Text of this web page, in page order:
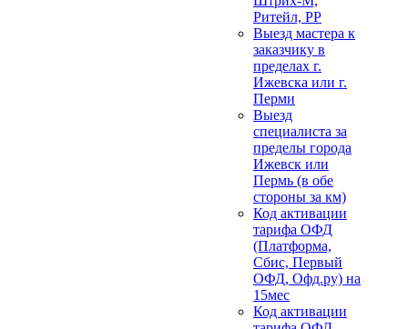
Ритейл, РР
Выезд мастера к
заказчику в
пределах г.
Ижевска или г.
Перми
Выезд
специалиста за
пределы города
Ижевск или
Пермь (в обе
стороны за км)
Код активации
тарифа ОФД
(Платформа,
Сбис, Первый
ОФД, Офд.ру) на
15мес
Код активации